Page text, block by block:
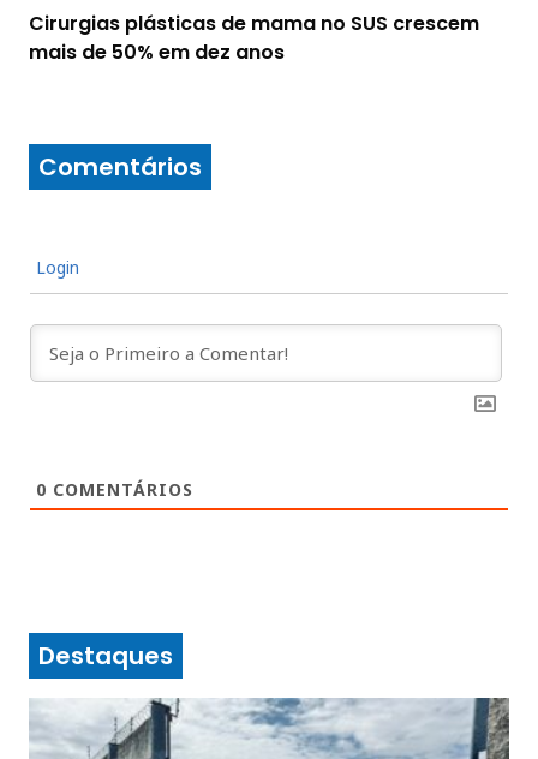
Cirurgias plásticas de mama no SUS crescem
mais de 50% em dez anos
Comentários
Login
0 COMENTÁRIOS
Destaques